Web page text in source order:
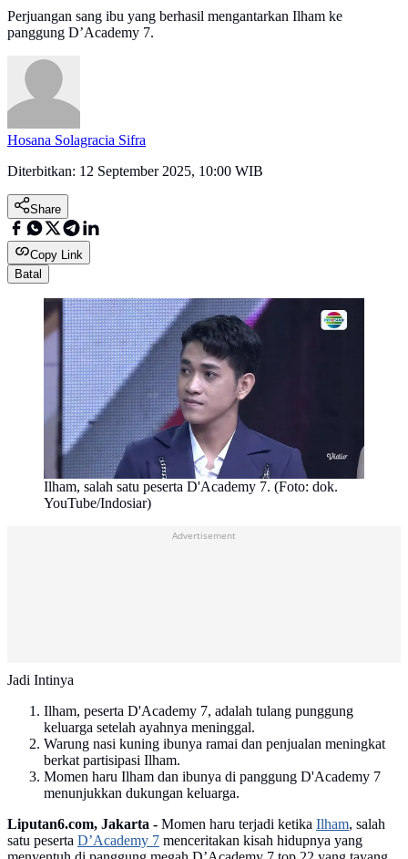
Perjuangan sang ibu yang berhasil mengantarkan Ilham ke
panggung D’Academy 7.
Hosana Solagracia Sifra
Diterbitkan: 12 September 2025, 10:00 WIB
Share
Copy Link
Batal
Ilham, salah satu peserta D'Academy 7. (Foto: dok.
YouTube/Indosiar)
Advertisement
Jadi Intinya
Ilham, peserta D'Academy 7, adalah tulang punggung
keluarga setelah ayahnya meninggal.
Warung nasi kuning ibunya ramai dan penjualan meningkat
berkat partisipasi Ilham.
Momen haru Ilham dan ibunya di panggung D'Academy 7
menunjukkan dukungan keluarga.
Liputan6.com, Jakarta - Momen haru terjadi ketika Ilham, salah
satu peserta D’Academy 7 menceritakan kisah hidupnya yang